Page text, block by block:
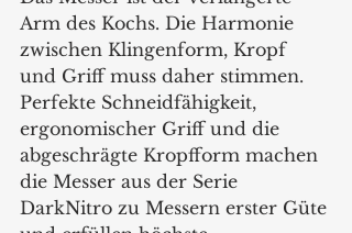
Arm des Kochs. Die Harmonie
zwischen Klingenform, Kropf
und Griff muss daher stimmen.
Perfekte Schneidfähigkeit,
ergonomischer Griff und die
abgeschrägte Kropfform machen
die Messer aus der Serie
DarkNitro zu Messern erster Güte